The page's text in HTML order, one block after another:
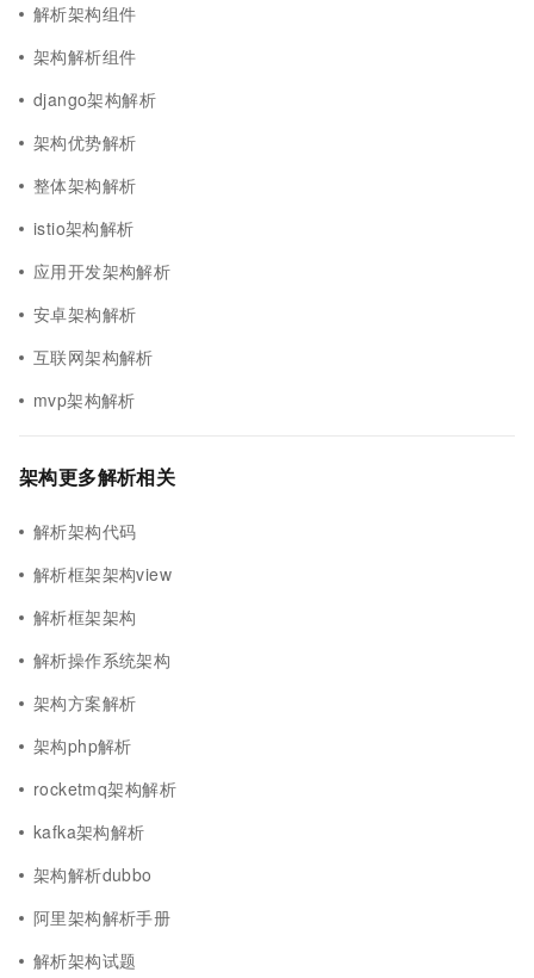
解析架构组件
架构解析组件
django架构解析
架构优势解析
整体架构解析
istio架构解析
应用开发架构解析
安卓架构解析
互联网架构解析
mvp架构解析
架构更多解析相关
解析架构代码
解析框架架构view
解析框架架构
解析操作系统架构
架构方案解析
架构php解析
rocketmq架构解析
kafka架构解析
架构解析dubbo
阿里架构解析手册
解析架构试题